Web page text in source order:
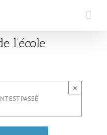
l’école
×
EST PASSÉ